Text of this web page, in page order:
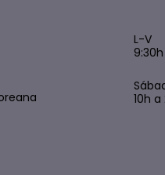
L-V
9:30h
10h a